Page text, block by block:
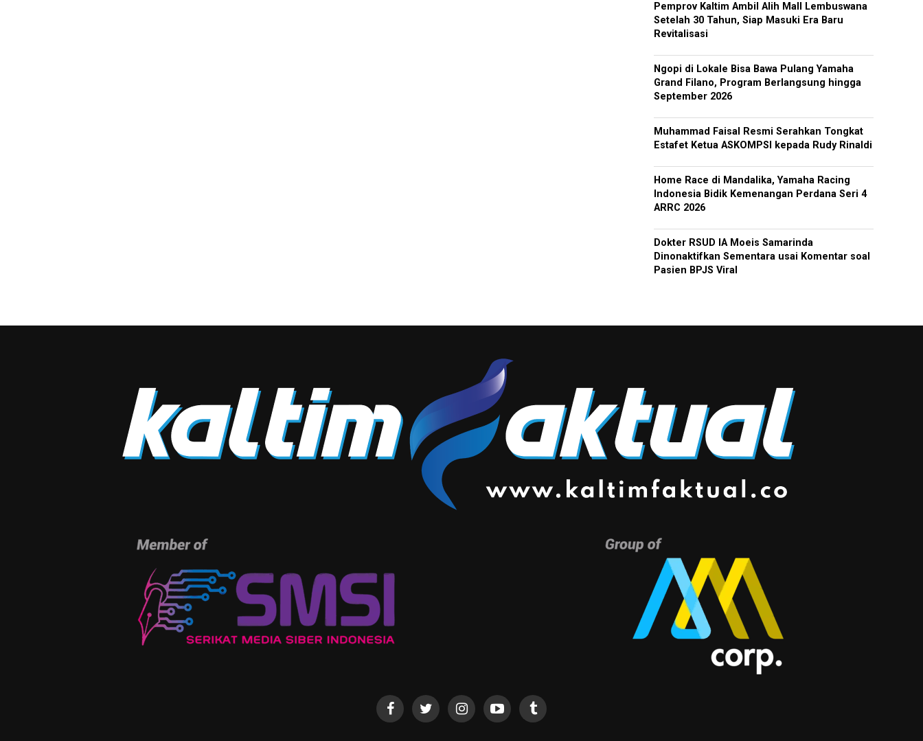
Pemprov Kaltim Ambil Alih Mall Lembuswana
Setelah 30 Tahun, Siap Masuki Era Baru
Revitalisasi
Ngopi di Lokale Bisa Bawa Pulang Yamaha
Grand Filano, Program Berlangsung hingga
September 2026
Muhammad Faisal Resmi Serahkan Tongkat
Estafet Ketua ASKOMPSI kepada Rudy Rinaldi
Home Race di Mandalika, Yamaha Racing
Indonesia Bidik Kemenangan Perdana Seri 4
ARRC 2026
Dokter RSUD IA Moeis Samarinda
Dinonaktifkan Sementara usai Komentar soal
Pasien BPJS Viral